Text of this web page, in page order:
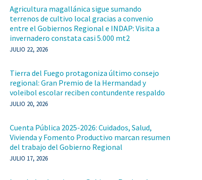
Agricultura magallánica sigue sumando
terrenos de cultivo local gracias a convenio
entre el Gobiernos Regional e INDAP: Visita a
invernadero constata casi 5.000 mt2
JULIO 22, 2026
Tierra del Fuego protagoniza último consejo
regional: Gran Premio de la Hermandad y
voleibol escolar reciben contundente respaldo
JULIO 20, 2026
Cuenta Pública 2025-2026: Cuidados, Salud,
Vivienda y Fomento Productivo marcan resumen
del trabajo del Gobierno Regional
JULIO 17, 2026